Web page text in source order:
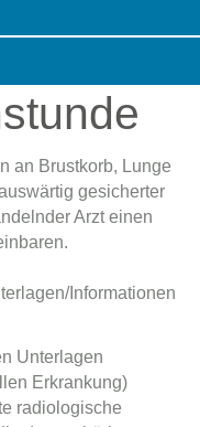
an Brustkorb, Lunge
gesicherter
Arzt einen
Informationen
Unterlagen
Erkrankung)
radiologische